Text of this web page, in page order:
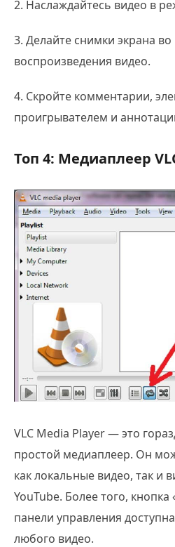
2. Наслаждайтесь видео в
3. Делайте снимки экрана
воспроизведения видео.
4. Скройте комментарии,
проигрывателем и
Топ 4: Медиаплеер
VLC Media Player — это
простой медиаплеер. Он
как локальные видео, так и
YouTube. Более того, кнопка
панели управления
любого видео.